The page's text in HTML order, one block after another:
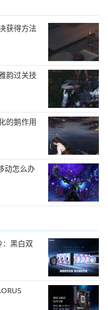
获得方法
韵过关技
的鹅作用
动怎么办
黑白双